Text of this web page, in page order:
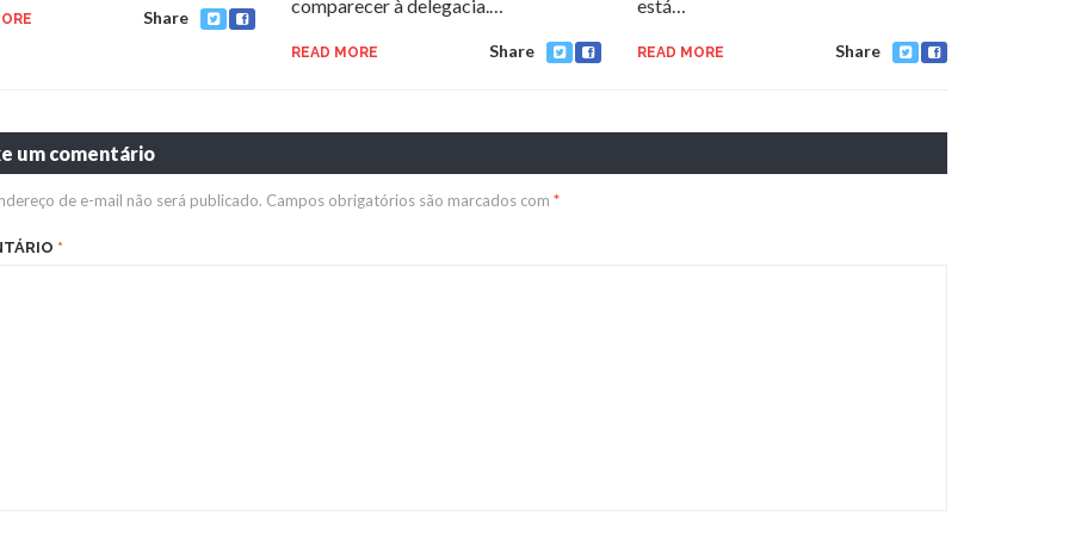
Share
comparecer à delegacia.…
READ MORE Share
está…
READ MORE Share
um comentário
de e-mail não será publicado. Campos obrigatórios são marcados com *
*